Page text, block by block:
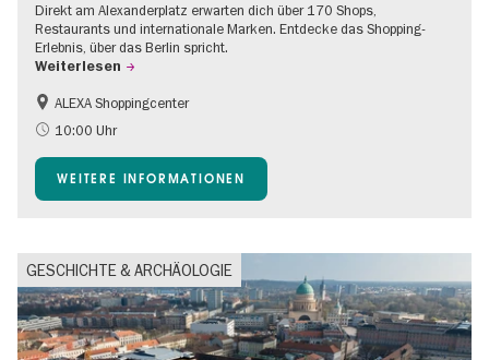
Direkt am Alexanderplatz erwarten dich über 170 Shops,
Restaurants und internationale Marken. Entdecke das Shopping-
Erlebnis, über das Berlin spricht.
Weiterlesen
Shopping
Barrierefrei
Food
Gratis
ALEXA Shoppingcenter
10:00 Uhr
WEITERE INFORMATIONEN
GESCHICHTE & ARCHÄOLOGIE